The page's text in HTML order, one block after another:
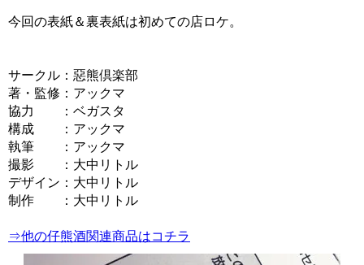
今回の表紙＆裏表紙は初めての店ロケ。
サークル：惡熊倶楽部
著・監修：アックマ
協力 ：ベガスタ
構成 ：アックマ
執筆 ：アックマ
撮影 ：大中リトル
デザイン：大中リトル
制作 ：大中リトル
⇒他の仔熊酒関連商品はコチラ